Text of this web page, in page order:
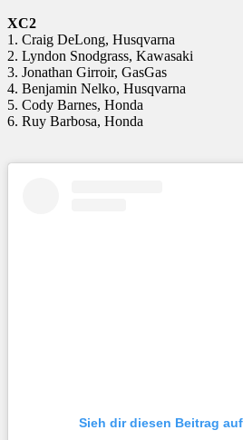
XC2
1. Craig DeLong, Husqvarna
2. Lyndon Snodgrass, Kawasaki
3. Jonathan Girroir, GasGas
4. Benjamin Nelko, Husqvarna
5. Cody Barnes, Honda
6. Ruy Barbosa, Honda
Sieh dir diesen Beitrag